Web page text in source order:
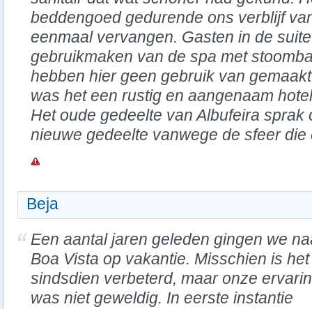
beddengoed gedurende ons verblijf
eenmaal vervangen. Gasten in de
gebruikmaken van de spa met
hebben hier geen gebruik van
was het een rustig en aangenaam
Het oude gedeelte van Albufeira sprak
nieuwe gedeelte vanwege de sfeer die
Beja
Een aantal jaren geleden gingen we
Boa Vista op vakantie. Misschien is het
sindsdien verbeterd, maar onze
was niet geweldig. In eerste instantie